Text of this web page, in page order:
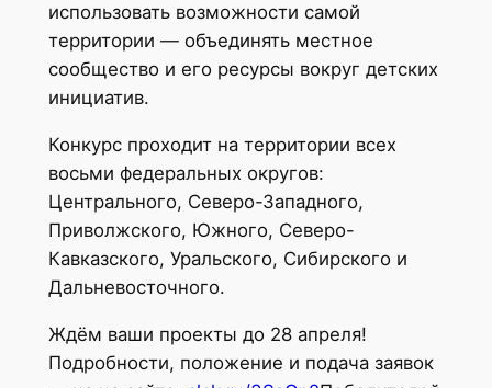
использовать возможности самой
территории — объединять местное
сообщество и его ресурсы вокруг детских
инициатив.
Конкурс проходит на территории всех
восьми федеральных округов:
Центрального, Северо-Западного,
Приволжского, Южного, Северо-
Кавказского, Уральского, Сибирского и
Дальневосточного.
Ждём ваши проекты до 28 апреля!
Подробности, положение и подача заявок